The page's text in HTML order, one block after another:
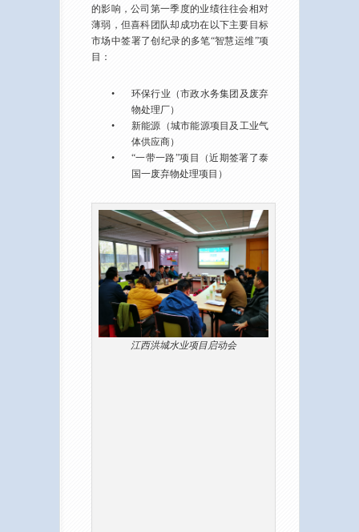
的影响，公司第一季度的业绩往往会相对
薄弱，但喜科团队却成功在以下主要目标
市场中签署了创纪录的多笔“智慧运维”项
目：
•
环保行业（市政水务集团及废弃
物处理厂）
•
新能源（城市能源项目及工业气
体供应商）
•
“一带一路”项目（近期签署了泰
国一废弃物处理项目）
江西洪城水业项目启动会